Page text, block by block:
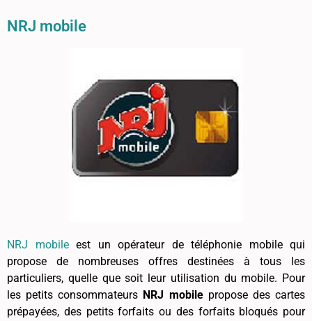
NRJ mobile
NRJ mobileest un opérateur de téléphonie mobile qui
propose de nombreuses offres destinées à tous les
particuliers, quelle que soit leur utilisation du mobile. Pour
les petits consommateurs NRJ mobilepropose des cartes
prépayées, des petits forfaits ou des forfaits bloqués pour